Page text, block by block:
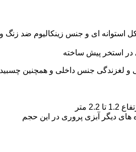
استوانه ای و جنس زینکالیوم ضد زنگ
در استخر پیش ساخته
و لغزندگی جنس داخلی و همچنین
دیگر آبزی پروری در این حجم